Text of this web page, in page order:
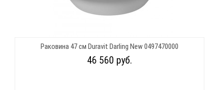
Раковина 47 см Duravit Darling New 0497470000
46 560 руб.